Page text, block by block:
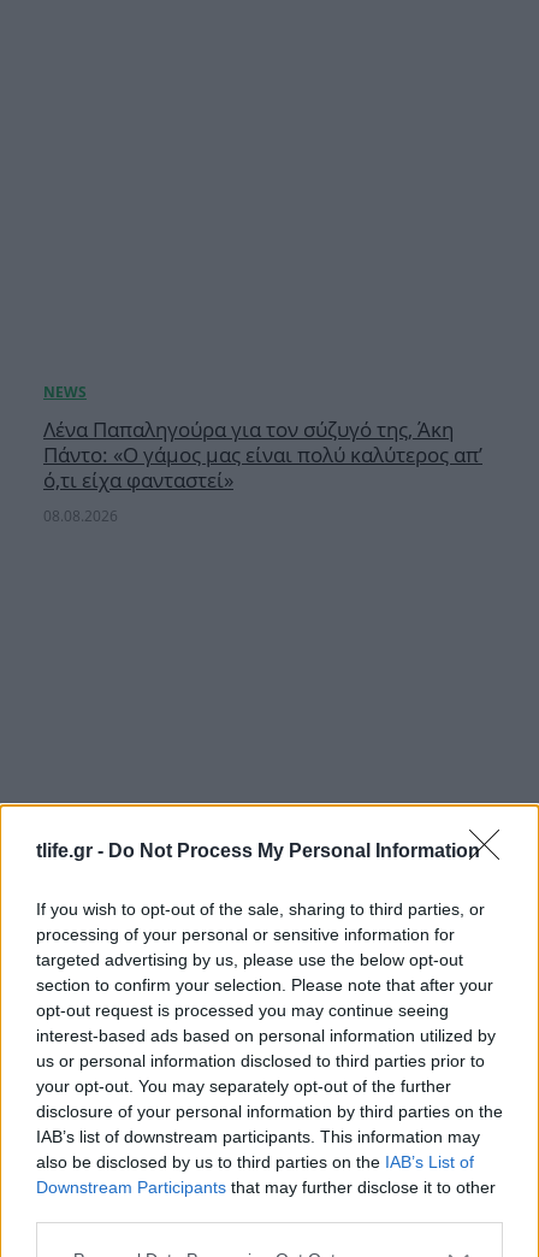
tlife.gr - Do Not Process My Personal Information
If you wish to opt-out of the sale, sharing to third parties, or
processing of your personal or sensitive information for
targeted advertising by us, please use the below opt-out
section to confirm your selection. Please note that after your
opt-out request is processed you may continue seeing
interest-based ads based on personal information utilized by
us or personal information disclosed to third parties prior to
your opt-out. You may separately opt-out of the further
disclosure of your personal information by third parties on the
IAB’s list of downstream participants. This information may
also be disclosed by us to third parties on the IAB’s List of
Downstream Participants that may further disclose it to other
Λένα Παπαληγούρα για τον σύζυγό της, Άκη
Πάντο: «Ο γάμος μας είναι πολύ καλύτερος απ’
ό,τι είχα φανταστεί»
08.08.2026
Στέφανος Τσιτσιπάς: Οι τρυφερές στιγμές με
την καλλονή σύντροφό του, Kristen Thoms
08.08.2026